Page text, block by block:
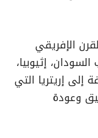
الإفريقي
إثيوبيا،
إلى إريتريا التي
وعودة